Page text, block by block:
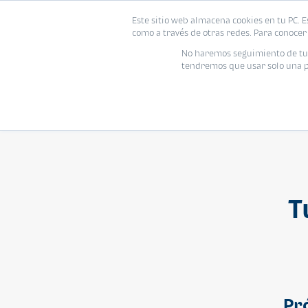
Este sitio web almacena cookies en tu
como a través de otras redes. Para
No haremos seguimiento de
tendremos que usar solo una